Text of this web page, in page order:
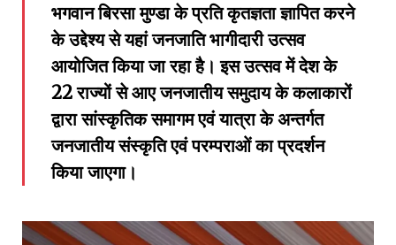
भगवान बिरसा मुण्डा के प्रति कृतज्ञता ज्ञापित करने
के उद्देश्य से यहां जनजाति भागीदारी उत्सव
आयोजित किया जा रहा है। इस उत्सव में देश के
22 राज्यों से आए जनजातीय समुदाय के कलाकारों
द्वारा सांस्कृतिक समागम एवं यात्रा के अन्तर्गत
जनजातीय संस्कृति एवं परम्पराओं का प्रदर्शन
किया जाएगा।